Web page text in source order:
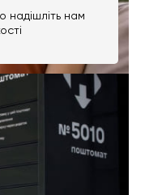
надішліть нам